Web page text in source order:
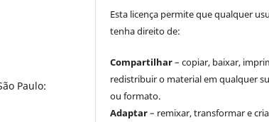
Paulo:
Esta licença permite que qualquer
tenha direito de:
Compartilhar– copiar, baixar,
redistribuir o material em qualquer
ou formato.
Adaptar– remixar, transformar e